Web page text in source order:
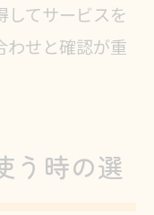
てサービスを
わせと確認が重
う時の選